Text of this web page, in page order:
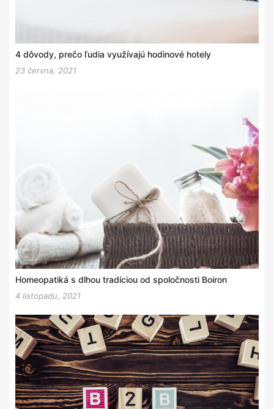
4 dôvody, prečo ľudia využívajú hodinové hotely
23 června, 2021
Homeopatiká s dlhou tradíciou od spoločnosti Boiron
4 listopadu, 2021